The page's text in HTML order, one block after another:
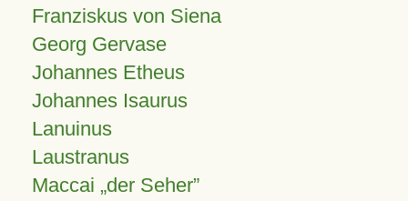
Franziskus von Siena
Georg Gervase
Johannes Etheus
Johannes Isaurus
Lanuinus
Laustranus
Maccai „der Seher”